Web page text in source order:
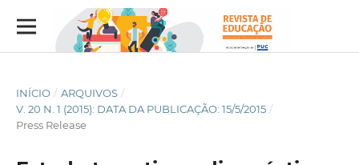
INÍCIO / ARQUIVOS /
V. 20 N. 1 (2015): DATA DA PUBLICAÇÃO: 15/5/2015 /
Press Release